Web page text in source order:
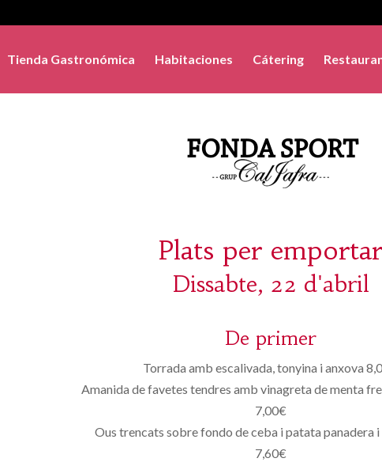
Tienda Gastronómica Habitaciones Cátering
Plats per emportar
Dissabte, 22 d'abril
De primer
Torrada amb escalivada, tonyina i anxova
Amanida de favetes tendres amb vinagreta de menta
7,00€
Ous trencats sobre fondo de ceba i patata panadera
7,60€